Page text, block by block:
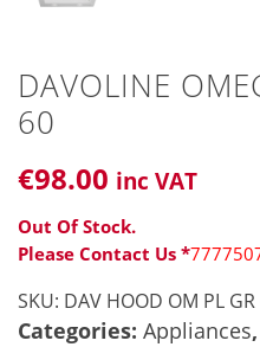
DAVOLINE
60
€98.00 inc VAT
Out Of Stock.
Please Contact Us *
SKU: DAV HOOD OM PL
Categories: Appliances,